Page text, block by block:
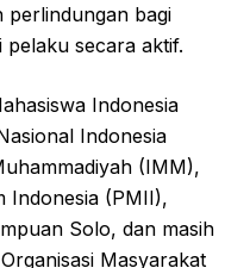
perlindungan bagi
secara aktif.
Indonesia
Indonesia
(IMM),
Indonesia (PMII),
Solo, dan masih
Masyarakat